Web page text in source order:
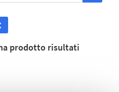
prodotto risultati